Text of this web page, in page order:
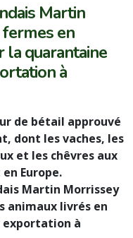
Martin
en
la quarantaine
à
de bétail approuvé
dont les vaches, les
et les chêvres aux
Europe.
Martin Morrissey
animaux livrés en
exportation à